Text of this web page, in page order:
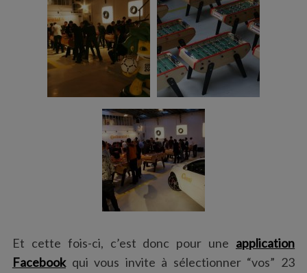
Et cette fois-ci, c’est donc pour une application
Facebookqui vous invite à sélectionner “vos” 23